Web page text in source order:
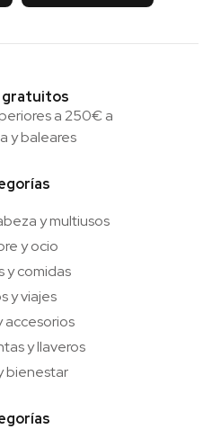
gratuitos
a 250€ a
y baleares
y multiusos
y ocio
y comidas
y viajes
accesorios
y llaveros
bienestar